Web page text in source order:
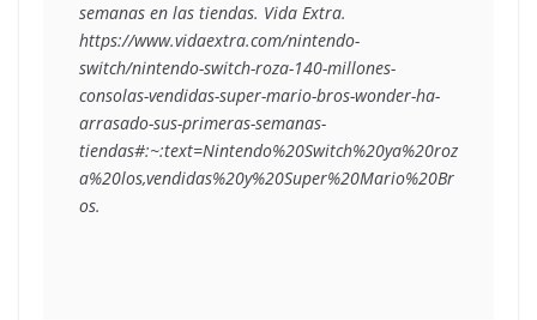
semanas en las tiendas. Vida Extra.
https://www.vidaextra.com/nintendo-
switch/nintendo-switch-roza-140-millones-
consolas-vendidas-super-mario-bros-wonder-ha-
arrasado-sus-primeras-semanas-
tiendas#:~:text=Nintendo%20Switch%20ya%20roz
a%20los,vendidas%20y%20Super%20Mario%20Br
os.